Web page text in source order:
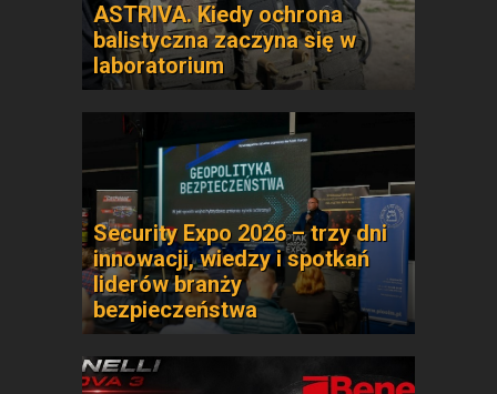
ASTRIVA. Kiedy ochrona
balistyczna zaczyna się w
laboratorium
Security Expo 2026 – trzy dni
innowacji, wiedzy i spotkań
liderów branży
bezpieczeństwa